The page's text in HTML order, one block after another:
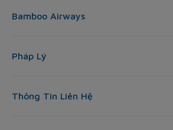
Bamboo Airways
Pháp Lý
Thông Tin Liên Hệ